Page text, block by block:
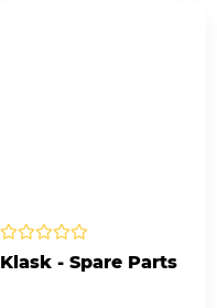
Klask - Spare Parts